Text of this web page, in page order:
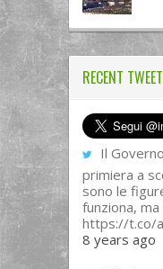
RECENT
Il
primiera a
sono le
funziona,
https://t.co/
8 years ago